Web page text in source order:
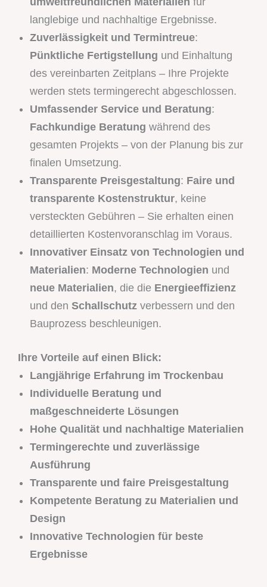
langlebige und nachhaltige Ergebnisse.
Zuverlässigkeit und Termintreue:
Pünktliche Fertigstellung und Einhaltung
des vereinbarten Zeitplans – Ihre Projekte
werden stets termingerecht abgeschlossen.
Umfassender Service und Beratung:
Fachkundige Beratung während des
gesamten Projekts – von der Planung bis zur
finalen Umsetzung.
Transparente Preisgestaltung: Faire und
transparente Kostenstruktur, keine
versteckten Gebühren – Sie erhalten einen
detaillierten Kostenvoranschlag im Voraus.
Innovativer Einsatz von Technologien und
Materialien: Moderne Technologien und
neue Materialien, die die Energieeffizienz
und den Schallschutz verbessern und den
Bauprozess beschleunigen.
Ihre Vorteile auf einen Blick:
Langjährige Erfahrung im Trockenbau
Individuelle Beratung und
maßgeschneiderte Lösungen
Hohe Qualität und nachhaltige Materialien
Termingerechte und zuverlässige
Ausführung
Transparente und faire Preisgestaltung
Kompetente Beratung zu Materialien und
Design
Innovative Technologien für beste
Ergebnisse